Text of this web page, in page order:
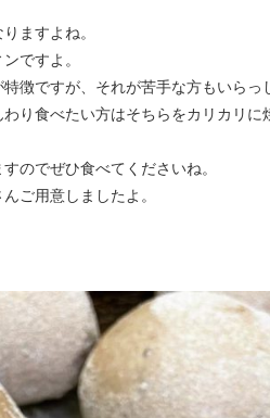
ますよね。
ですよ。
徴ですが、それが苦手な方もいら
り食べたい方はそちらをカリカリ
のでぜひ食べてくださいね。
ご用意しましたよ。